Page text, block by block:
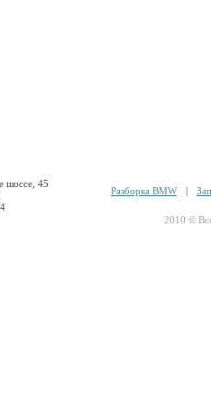
45
Разборка BMW |
2010 ©